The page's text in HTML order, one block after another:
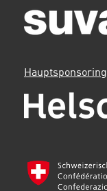
Hauptsponsoring